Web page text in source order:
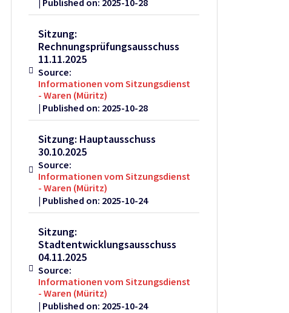
Published on: 2025-10-28
Sitzung:
Rechnungsprüfungsausschuss
11.11.2025
Source:
Informationen vom Sitzungsdienst
- Waren (Müritz)
Published on: 2025-10-28
Sitzung: Hauptausschuss
30.10.2025
Source:
Informationen vom Sitzungsdienst
- Waren (Müritz)
Published on: 2025-10-24
Sitzung:
Stadtentwicklungsausschuss
04.11.2025
Source:
Informationen vom Sitzungsdienst
- Waren (Müritz)
Published on: 2025-10-24